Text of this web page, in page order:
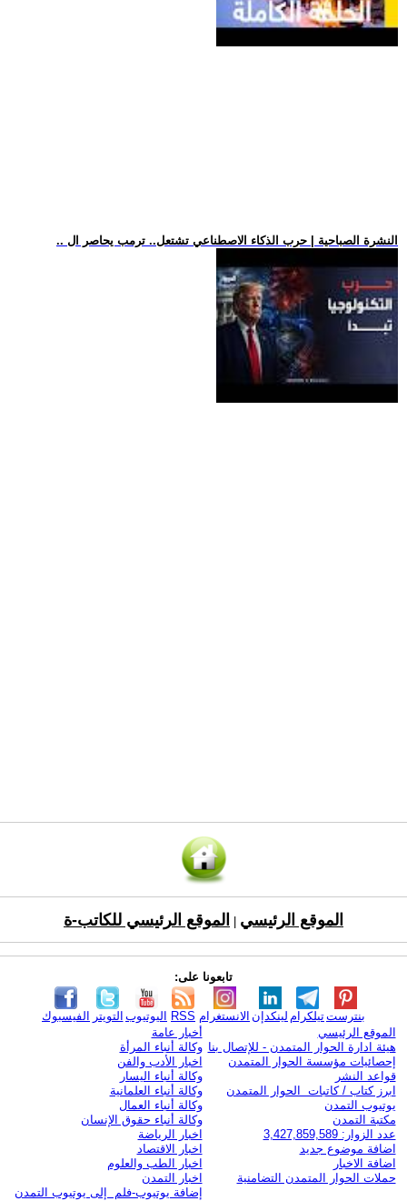
.. النشرة الصباحية | حرب الذكاء الاصطناعي تشتعل.. ترمب يحاصر ال
الموقع الرئيسي الموقع الرئيسي للكاتب-ة
تابعونا على:
الفيسبوك التويتر اليوتيوب RSS الانستغرام لينكدإن تيلكرامبنترست
الموقع الرئيسي
هيئة ادارة الحوار المتمدن - للإتصال بنا
إحصائيات مؤسسة الحوار المتمدن
قواعد النشر
ابرز كتاب / كاتبات الحوار المتمدن
يوتيوب التمدن
مكتبة التمدن
عدد الزوار: 3,427,859,589
اضافة موضوع جديد
اضافة الاخبار
حملات الحوار المتمدن التضامنية
أخبار عامة
وكالة أنباء المرأة
اخبار الأدب والفن
وكالة أنباء اليسار
وكالة أنباء العلمانية
وكالة أنباء العمال
وكالة أنباء حقوق الإنسان
اخبار الرياضة
اخبار الاقتصاد
اخبار الطب والعلوم
اخبار التمدن
إضافة يوتيوب-فلم إلى يوتيوب التمدن